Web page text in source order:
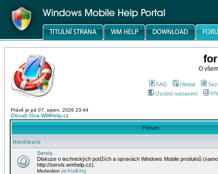
O
FAQ Hledat
Osobní nastavení
Právě je pá 07. srpen, 2026 23:44
Obsah fóra WMHelp.cz
Fórum
Hardware
Servis
Diskuze o technických potížích a opravách Windows Mobile produktů
http://servis.wmhelp.cz).
Moderátorjacktalking